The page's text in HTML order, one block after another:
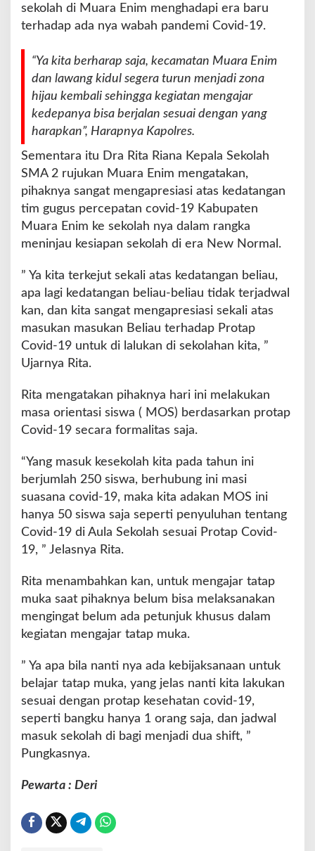
sekolah di Muara Enim menghadapi era baru
terhadap ada nya wabah pandemi Covid-19.
“Ya kita berharap saja, kecamatan Muara Enim
dan lawang kidul segera turun menjadi zona
hijau kembali sehingga kegiatan mengajar
kedepanya bisa berjalan sesuai dengan yang
harapkan”, Harapnya Kapolres.
Sementara itu Dra Rita Riana Kepala Sekolah
SMA 2 rujukan Muara Enim mengatakan,
pihaknya sangat mengapresiasi atas kedatangan
tim gugus percepatan covid-19 Kabupaten
Muara Enim ke sekolah nya dalam rangka
meninjau kesiapan sekolah di era New Normal.
” Ya kita terkejut sekali atas kedatangan beliau,
apa lagi kedatangan beliau-beliau tidak terjadwal
kan, dan kita sangat mengapresiasi sekali atas
masukan masukan Beliau terhadap Protap
Covid-19 untuk di lalukan di sekolahan kita, ”
Ujarnya Rita.
Rita mengatakan pihaknya hari ini melakukan
masa orientasi siswa ( MOS) berdasarkan protap
Covid-19 secara formalitas saja.
“Yang masuk kesekolah kita pada tahun ini
berjumlah 250 siswa, berhubung ini masi
suasana covid-19, maka kita adakan MOS ini
hanya 50 siswa saja seperti penyuluhan tentang
Covid-19 di Aula Sekolah sesuai Protap Covid-
19, ” Jelasnya Rita.
Rita menambahkan kan, untuk mengajar tatap
muka saat pihaknya belum bisa melaksanakan
mengingat belum ada petunjuk khusus dalam
kegiatan mengajar tatap muka.
” Ya apa bila nanti nya ada kebijaksanaan untuk
belajar tatap muka, yang jelas nanti kita lakukan
sesuai dengan protap kesehatan covid-19,
seperti bangku hanya 1 orang saja, dan jadwal
masuk sekolah di bagi menjadi dua shift, ”
Pungkasnya.
Pewarta : Deri